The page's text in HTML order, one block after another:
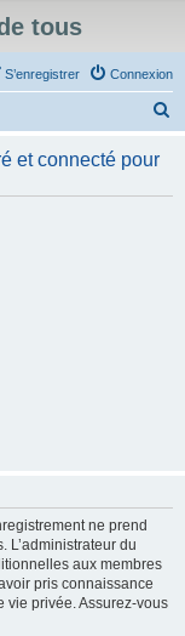
tous
Connexion
S’enregistrer
h
et connecté pour
ne prend
L’administrateur du
aux membres
pris connaissance
vie privée. Assurez-vous